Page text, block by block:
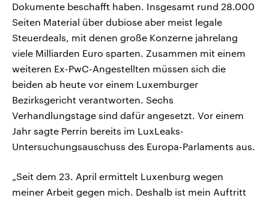
Dokumente beschafft haben. Insgesamt rund 28.000
Seiten Material über dubiose aber meist legale
Steuerdeals, mit denen große Konzerne jahrelang
viele Milliarden Euro sparten. Zusammen mit einem
weiteren Ex-PwC-Angestellten müssen sich die
beiden ab heute vor einem Luxemburger
Bezirksgericht verantworten. Sechs
Verhandlungstage sind dafür angesetzt. Vor einem
Jahr sagte Perrin bereits im LuxLeaks-
Untersuchungsauschuss des Europa-Parlaments aus.
„Seit dem 23. April ermittelt Luxenburg wegen
meiner Arbeit gegen mich. Deshalb ist mein Auftritt